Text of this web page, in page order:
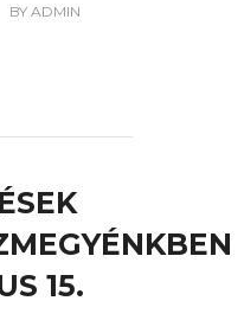
BY ADMIN
15.